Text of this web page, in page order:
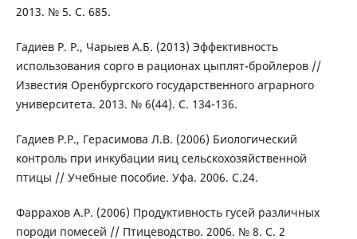
2013. № 5. С. 685.
Гадиев Р. Р., Чарыев А.Б. (2013) Эффективность
использования сорго в рационах цыплят-бройлеров //
Известия Оренбургского государственного аграрного
университета. 2013. № 6(44). С. 134-136.
Гадиев Р.Р., Герасимова Л.В. (2006) Биологический
контроль при инкубации яиц сельскохозяйственной
птицы // Учебные пособие. Уфа. 2006. С.24.
Фаррахов А.Р. (2006) Продуктивность гусей различных
породи помесей // Птицеводство. 2006. № 8. С. 2